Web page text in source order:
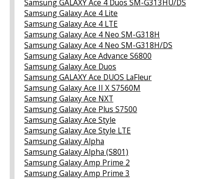
Samsung GALAXY Ace 4 Duos SM-G313HU/DS
Samsung Galaxy Ace 4 Lite
Samsung Galaxy Ace 4 LTE
Samsung Galaxy Ace 4 Neo SM-G318H
Samsung Galaxy Ace 4 Neo SM-G318H/DS
Samsung Galaxy Ace Advance S6800
Samsung Galaxy Ace Duos
Samsung GALAXY Ace DUOS LaFleur
Samsung Galaxy Ace II X S7560M
Samsung Galaxy Ace NXT
Samsung Galaxy Ace Plus S7500
Samsung Galaxy Ace Style
Samsung Galaxy Ace Style LTE
Samsung Galaxy Alpha
Samsung Galaxy Alpha (S801)
Samsung Galaxy Amp Prime 2
Samsung Galaxy Amp Prime 3